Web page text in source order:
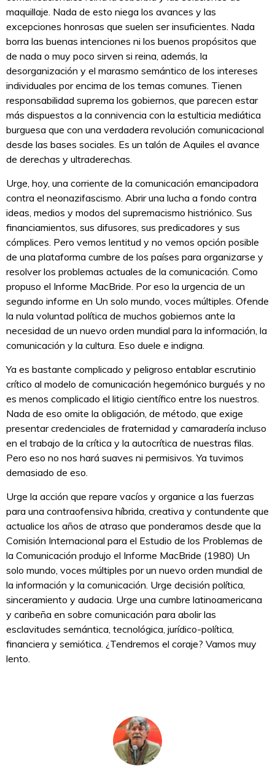
maquillaje. Nada de esto niega los avances y las
excepciones honrosas que suelen ser insuficientes. Nada
borra las buenas intenciones ni los buenos propósitos que
de nada o muy poco sirven si reina, además, la
desorganización y el marasmo semántico de los intereses
individuales por encima de los temas comunes. Tienen
responsabilidad suprema los gobiernos, que parecen estar
más dispuestos a la connivencia con la estulticia mediática
burguesa que con una verdadera revolución comunicacional
desde las bases sociales. Es un talón de Aquiles el avance
de derechas y ultraderechas.
Urge, hoy, una corriente de la comunicación emancipadora
contra el neonazifascismo. Abrir una lucha a fondo contra
ideas, medios y modos del supremacismo histriónico. Sus
financiamientos, sus difusores, sus predicadores y sus
cómplices. Pero vemos lentitud y no vemos opción posible
de una plataforma cumbre de los países para organizarse y
resolver los problemas actuales de la comunicación. Como
propuso el Informe MacBride. Por eso la urgencia de un
segundo informe en Un solo mundo, voces múltiples. Ofende
la nula voluntad política de muchos gobiernos ante la
necesidad de un nuevo orden mundial para la información, la
comunicación y la cultura. Eso duele e indigna.
Ya es bastante complicado y peligroso entablar escrutinio
crítico al modelo de comunicación hegemónico burgués y no
es menos complicado el litigio científico entre los nuestros.
Nada de eso omite la obligación, de método, que exige
presentar credenciales de fraternidad y camaradería incluso
en el trabajo de la crítica y la autocrítica de nuestras filas.
Pero eso no nos hará suaves ni permisivos. Ya tuvimos
demasiado de eso.
Urge la acción que repare vacíos y organice a las fuerzas
para una contraofensiva híbrida, creativa y contundente que
actualice los años de atraso que ponderamos desde que la
Comisión Internacional para el Estudio de los Problemas de
la Comunicación produjo el Informe MacBride (1980) Un
solo mundo, voces múltiples por un nuevo orden mundial de
la información y la comunicación. Urge decisión política,
sinceramiento y audacia. Urge una cumbre latinoamericana
y caribeña en sobre comunicación para abolir las
esclavitudes semántica, tecnológica, jurídico-política,
financiera y semiótica. ¿Tendremos el coraje? Vamos muy
lento.